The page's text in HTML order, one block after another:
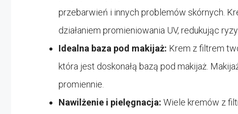
przebarwień i innych problemów skórnych.
działaniem promieniowania UV, redukując
Idealna baza pod makijaż: Krem z filtrem
która jest doskonałą bazą pod makijaż.
promiennie.
Nawilżenie i pielęgnacja: Wiele kremów z